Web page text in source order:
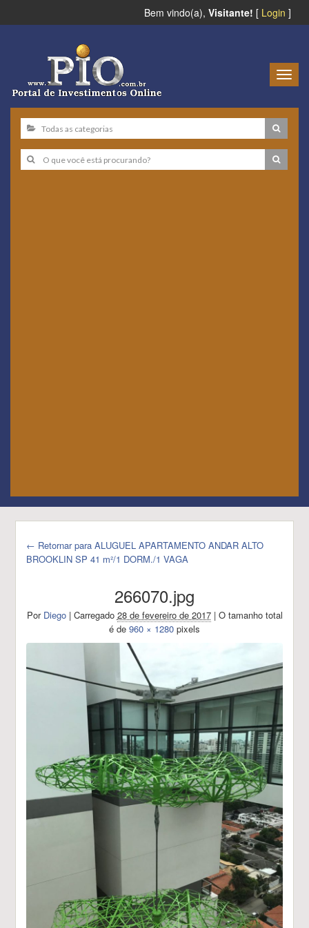
Bem vindo(a), Visitante! [ Login ]
← Retornar para ALUGUEL APARTAMENTO ANDAR ALTO
BROOKLIN SP 41 m²/1 DORM./1 VAGA
266070.jpg
Por Diego | Carregado 28 de fevereiro de 2017 |O tamanho total
é de 960 × 1280 pixels